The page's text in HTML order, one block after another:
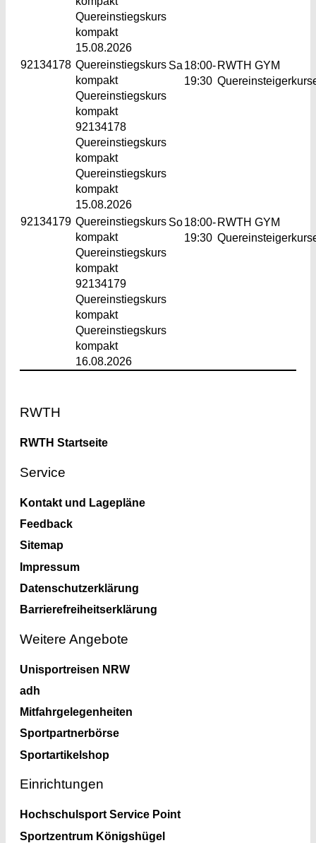
Quereinstiegskurs
kompakt
15.08.2026
92134178 Quereinstiegskurs
kompakt
Quereinstiegskurs
kompakt
92134178
Quereinstiegskurs
kompakt
Quereinstiegskurs
kompakt
15.08.2026
Sa 18:00-
19:30
RWTH GYM
92134179 Quereinstiegskurs
kompakt
Quereinstiegskurs
kompakt
92134179
Quereinstiegskurs
kompakt
Quereinstiegskurs
kompakt
16.08.2026
So18:00-
19:30
RWTH GYM
RWTH
RWTH Startseite
Service
Kontakt und Lagepläne
Feedback
Sitemap
Impressum
Datenschutzerklärung
Barrierefreiheitserklärung
Weitere Angebote
Unisportreisen NRW
adh
Mitfahrgelegenheiten
Sportpartnerbörse
Sportartikelshop
Einrichtungen
Hochschulsport Service Point
Sportzentrum Königshügel